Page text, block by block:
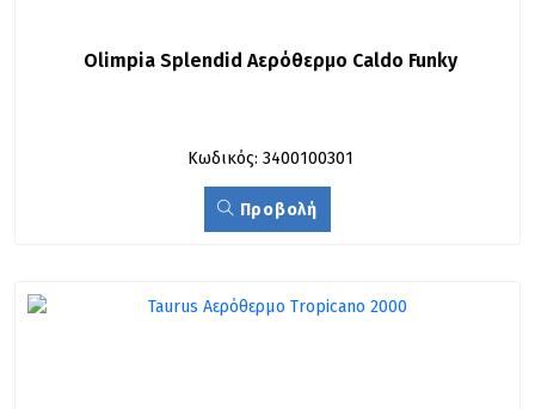
Olimpia Splendid Αερόθερμο Caldo Funky
Κωδικός: 3400100301
Προβολή